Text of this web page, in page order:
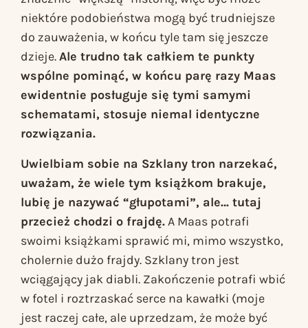
niektóre podobieństwa mogą być trudniejsze
do zauważenia, w końcu tyle tam się jeszcze
dzieje.Ale trudno tak całkiem te punkty
wspólne pominąć, w końcu parę razy Maas
ewidentnie posługuje się tymi samymi
schematami, stosuje niemal identyczne
rozwiązania.
Uwielbiam sobie na Szklany tron narzekać,
uważam, że wiele tym książkom brakuje,
lubię je nazywać “głupotami”, ale… tutaj
przecież chodzi o frajdę.A Maas potrafi
swoimi książkami sprawić mi, mimo wszystko,
cholernie dużo frajdy. Szklany tron jest
wciągający jak diabli. Zakończenie potrafi wbić
w fotel i roztrzaskać serce na kawałki (moje
jest raczej całe, ale uprzedzam, że może być